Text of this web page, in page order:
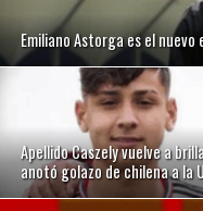
Emiliano Astorga es el
Apellido Caszely vuelve a
anotó golazo de chilena a la